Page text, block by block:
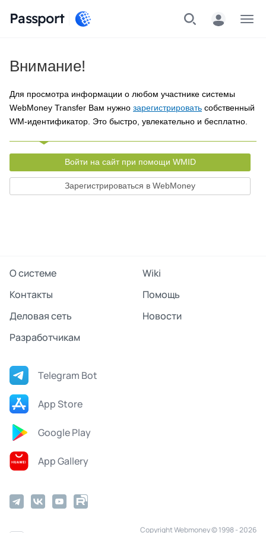
Passport
Внимание!
Для просмотра информации о любом участнике системы
WebMoney Transfer Вам нужно зарегистрировать собственный
WM-идентификатор. Это быстро, увлекательно и бесплатно.
Войти на сайт при помощи WMID
Зарегистрироваться в WebMoney
О системе
Wiki
Контакты
Помощь
Деловая сеть
Новости
Разработчикам
Telegram Bot
App Store
Google Play
App Gallery
Copyright Webmoney © 1998 - 2026